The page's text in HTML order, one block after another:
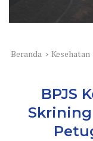
Beranda Kesehatan
BPJS